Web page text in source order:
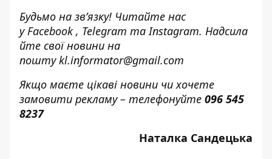
Будьмо на зв’язку! Читайте нас
у Facebook, Telegram та Instagram. Надсила
йте свої новини на
поштуkl.informator@gmail.com
Якщо маєте цікаві новини чи хочете
замовити рекламу – телефонуйте 096 545
8237
Наталка Сандецька